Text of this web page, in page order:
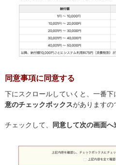
同意事項に同意する
下にスクロールしていくと、一番下
意のチェックボックスがありますの
チェックして、 同意して次の画面へ